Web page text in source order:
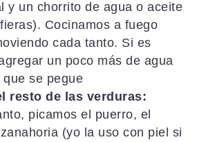
y un chorrito de agua o aceite
Cocinamos a fuego
cada tanto. Si es
un poco más de agua
se pegue
resto de las verduras:
picamos el puerro, el
(yo la uso con piel si